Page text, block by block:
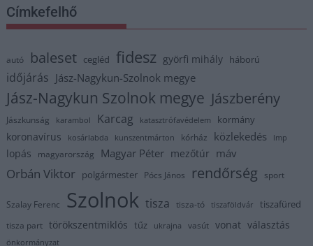
Címkefelhő
autó baleset cegléd fidesz györfi mihály háború
időjárás Jász-Nagykun-Szolnok megye
Jász-Nagykun Szolnok megye Jászberény
Jászkunság karambol Karcag katasztrófavédelem kormány
koronavírus kosárlabda kunszentmárton kórház közlekedés lmp
lopás magyarország Magyar Péter mezőtúr máv
Orbán Viktor polgármester Pócs János rendőrség sport
Szalay Ferenc Szolnok tisza tisza-tó tiszaföldvár tiszafüred
tisza part törökszentmiklós tűz ukrajna vasút vonat választás
önkormányzat